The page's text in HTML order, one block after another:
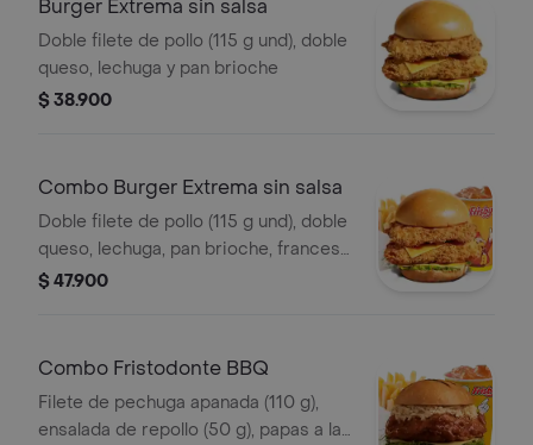
Burger Extrema sin salsa
Doble filete de pollo (115 g und), doble
queso, lechuga y pan brioche
$ 38.900
Combo Burger Extrema sin salsa
Doble filete de pollo (115 g und), doble
queso, lechuga, pan brioche, francesa
mediana (60 g) y gaseosa (325 ml)
$ 47.900
Combo Fristodonte BBQ
Filete de pechuga apanada (110 g),
ensalada de repollo (50 g), papas a la